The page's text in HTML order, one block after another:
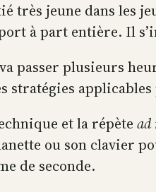
très jeune dans
à part entière. Il
passer plusieurs
stratégies
et la répète ad
ou son clavier
de seconde.